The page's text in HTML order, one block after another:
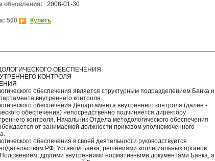
обновления:
2008-01-30
500 Купить
ОБЕСПЕЧЕНИЯ
КОНТРОЛЯ
обеспечения является структурным подразделением Банка и
внутреннего контроля.
обеспечения Департамента внутреннего контроля (далее -
обеспечения) непосредственно подчиняется директору
контроля. Начальник Отдела методологического обеспечения
от занимаемой должности приказом уполномоченного
обеспечения в своей деятельности руководствуется
РФ, Уставом Банка, решениями коллегиальных органов
другими внутренними нормативными документами Банка, а